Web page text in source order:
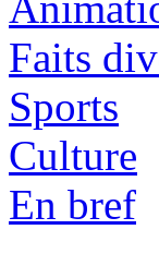
Faits
Sports
Culture
En bref